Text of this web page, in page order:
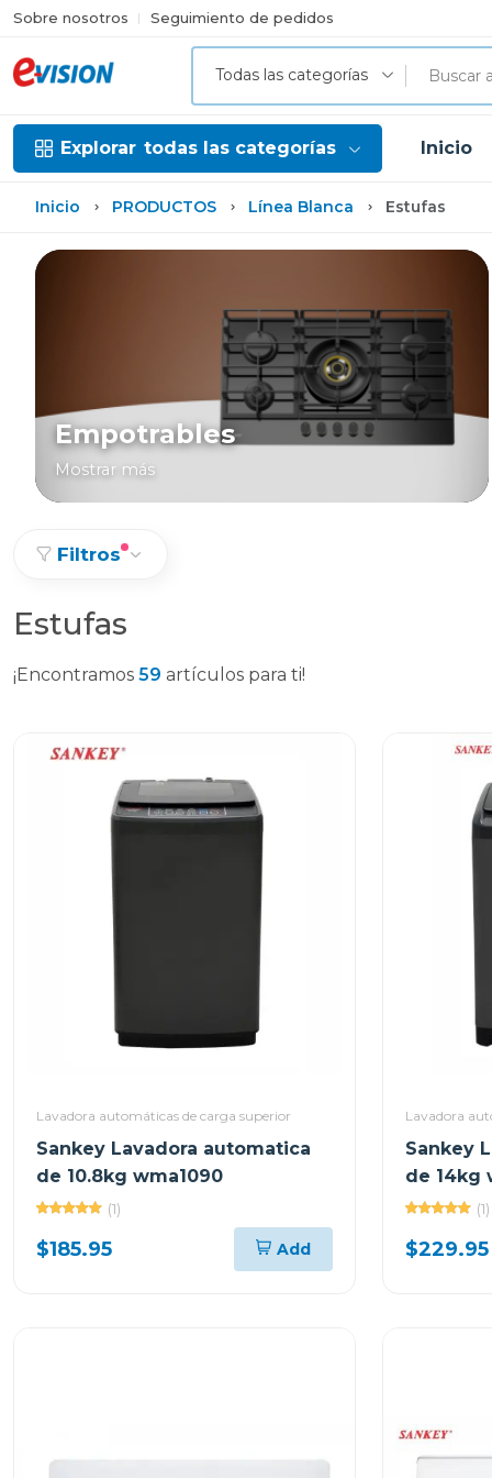
Sobre nosotros Seguimiento de pedidos
Todas las categorías
Explorar todas las categorías Inicio
Inicio PRODUCTOS Línea Blanca Estufas
Empotrables
Mostrar más
Filtros
Estufas
¡Encontramos 59 artículos para ti!
Lavadora automáticas de carga superior
Sankey Lavadora automatica
de 10.8kg wma1090
(1)
$185.95 Add
Lavadora
Sankey
de 14kg
(1)
$229.95